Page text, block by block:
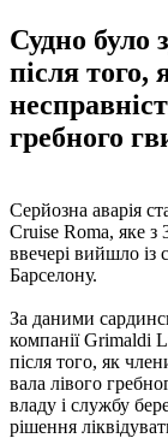
Судно було
після
гребного
Серйозна аварія
Cruise Roma, яке з
ввечері вийшло із
Барселону.
За даними
компанії Grimaldi
після того, як
вала лівого
владу і службу
рішення